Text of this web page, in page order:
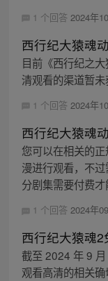
1 个回答 2024年
西行纪大猿魂
目前《西行纪之
清观看的渠道暂未
1 个回答 2024年
西行纪大猿魂
您可以在相关的
漫进行观看，不
分剧集需要付费才
1 个回答 2024年
西行纪大猿魂
截至 2024 年 9
观看高清的相关确